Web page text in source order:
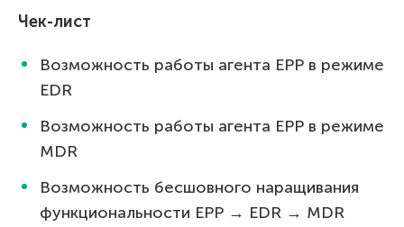
Чек-лист
Возможность работы агента EPP в режиме
EDR
Возможность работы агента EPP в режиме
MDR
Возможность бесшовного наращивания
функциональности EPP → EDR → MDR